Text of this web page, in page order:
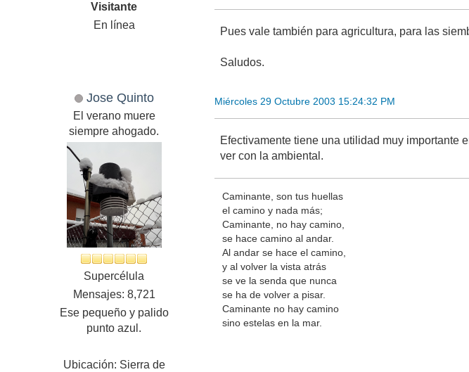
Visitante
En línea
Pues vale también para agricultura, para las
Saludos.
Jose Quinto
El verano muere
siempre ahogado.
Supercélula
Mensajes: 8,721
Ese pequeño y palido
punto azul.
Ubicación: Sierra de
Miércoles 29 Octubre 2003 15:24:32 PM
Efectivamente tiene una utilidad muy importante
ver con la ambiental.
Caminante, son tus huellas
el camino y nada más;
Caminante, no hay camino,
se hace camino al andar.
Al andar se hace el camino,
y al volver la vista atrás
se ve la senda que nunca
se ha de volver a pisar.
Caminante no hay camino
sino estelas en la mar.